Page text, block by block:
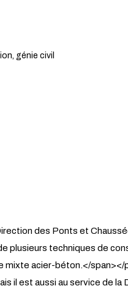
génie civil
des Ponts et
techniques de
acier-béton.</
il est aussi au service de